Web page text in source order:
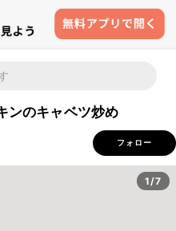
ンのキャベツ炒め
フォロー
1/7